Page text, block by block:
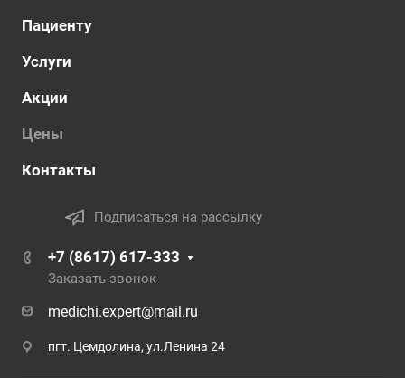
Пациенту
Услуги
Акции
Цены
Контакты
Подписаться на рассылку
+7 (8617) 617-333
Заказать звонок
medichi.expert@mail.ru
пгт. Цемдолина, ул.Ленина 24